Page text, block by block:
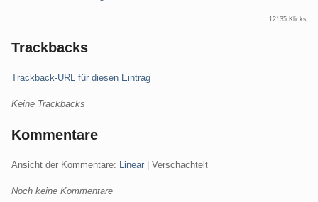
12135 Klicks
Trackbacks
Trackback-URL für diesen Eintrag
Keine Trackbacks
Kommentare
Ansicht der Kommentare: Linear | Verschachtelt
Noch keine Kommentare